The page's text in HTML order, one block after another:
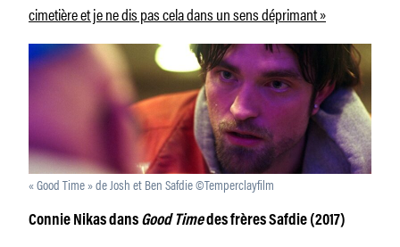
cimetière et je ne dis pas cela dans un sens déprimant »
« Good Time » de Josh et Ben Safdie ©Temperclayfilm
Connie Nikas dans Good Timedes frères Safdie (2017)